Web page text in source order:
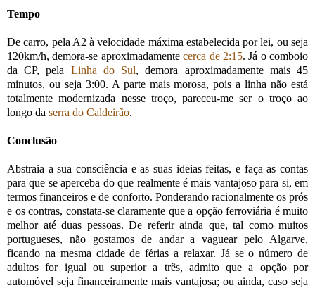
Tempo
De carro, pela A2 à velocidade máxima estabelecida por lei, ou seja
120km/h, demora-se aproximadamentecerca de 2:15. Já o comboio
da CP, pela Linha do Sul, demora aproximadamente mais 45
minutos, ou seja 3:00. A parte mais morosa, pois a linha não está
totalmente modernizada nesse troço, pareceu-me ser o troço ao
longo da serra do Caldeirão.
Conclusão
Abstraia a sua consciência e as suas ideias feitas, e faça as contas
para que se aperceba do que realmente é mais vantajoso para si, em
termos financeiros e de conforto. Ponderando racionalmente os prós
e os contras, constata-se claramente que a opção ferroviária é muito
melhor até duas pessoas. De referir ainda que, tal como muitos
portugueses, não gostamos de andar a vaguear pelo Algarve,
ficando na mesma cidade de férias a relaxar. Já se o número de
adultos for igual ou superior a três, admito que a opção por
automóvel seja financeiramente mais vantajosa; ou ainda, caso seja